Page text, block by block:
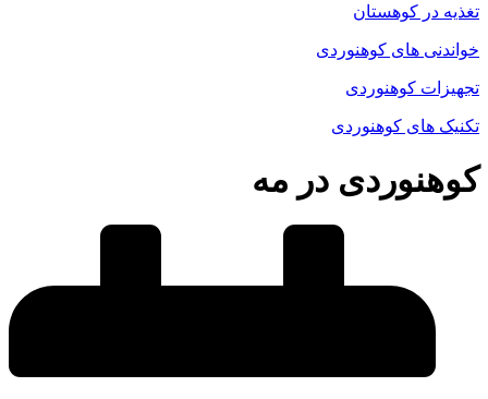
تغذیه در کوهستان
خواندنی های کوهنوردی
تجهیزات کوهنوردی
تکنیک های کوهنوردی
کوهنوردی در مه